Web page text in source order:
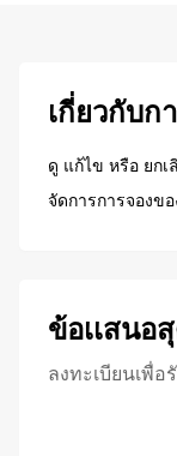
เกี่ยวกับก
ดู แก้ไข หรือ ยกเ
จัดการการจองข
ข้อเเสนอ
ลงทะเบียนเพื่